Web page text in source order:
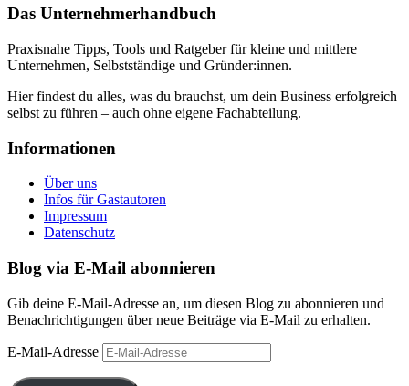
Das Unternehmerhandbuch
Praxisnahe Tipps, Tools und Ratgeber für kleine und mittlere
Unternehmen, Selbstständige und Gründer:innen.
Hier findest du alles, was du brauchst, um dein Business erfolgreich
selbst zu führen – auch ohne eigene Fachabteilung.
Informationen
Über uns
Infos für Gastautoren
Impressum
Datenschutz
Blog via E-Mail abonnieren
Gib deine E-Mail-Adresse an, um diesen Blog zu abonnieren und
Benachrichtigungen über neue Beiträge via E-Mail zu erhalten.
E-Mail-Adresse